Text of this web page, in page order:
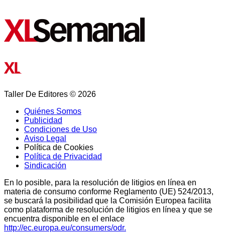
Taller De Editores © 2026
Quiénes Somos
Publicidad
Condiciones de Uso
Aviso Legal
Política de Cookies
Política de Privacidad
Sindicación
En lo posible, para la resolución de litigios en línea en
materia de consumo conforme Reglamento (UE) 524/2013,
se buscará la posibilidad que la Comisión Europea facilita
como plataforma de resolución de litigios en línea y que se
encuentra disponible en el enlace
http://ec.europa.eu/consumers/odr.